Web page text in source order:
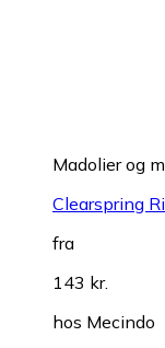
Madolier og
Clearspring
fra
143 kr.
hos Mecindo